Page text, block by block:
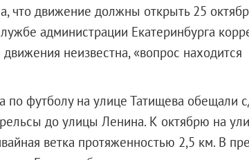
что движение должны открыть 25
администрации Екатеринбурга
неизвестна, «вопрос находится
по футболу на улице Татищева обещали
до улицы Ленина. К октябрю на
ветка протяженностью 2,5 км. В